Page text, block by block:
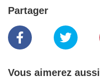
Partager
Vous aimerez aussi